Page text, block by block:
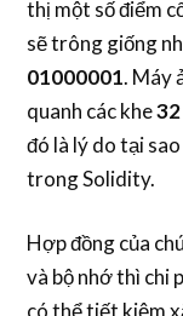
thị một số điểm
sẽ trông giống
01000001. Máy
quanh các khe
đó là lý do tại
trong Solidity.
Hợp đồng của
và bộ nhớ thì chi
có thể tiết kiệm